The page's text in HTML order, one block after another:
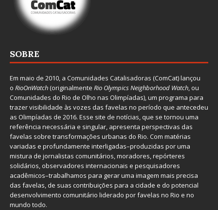
SOBRE
Em maio de 2010, a Comunidades Catalisadoras (ComCat) lançou
o RioOnWatch(originalmente Rio Olympics Neighborhood Watch, ou
Comunidades do Rio de Olho nas Olimpíadas), um programa para
trazer visibilidade às vozes das favelas no período que antecedeu
as Olimpíadas de 2016. Esse site de notícias, que se tornou uma
referência necessária e singular, apresenta perspectivas das
favelas sobre transformações urbanas do Rio. Com matérias
variadas e profundamente interligadas–produzidas por uma
mistura de jornalistas comunitários, moradores, repórteres
solidários, observadores internacionais e pesquisadores
acadêmicos–trabalhamos para gerar uma imagem mais precisa
das favelas, de suas contribuições para a cidade e do potencial
desenvolvimento comunitário liderado por favelas no Rio e no
mundo todo.